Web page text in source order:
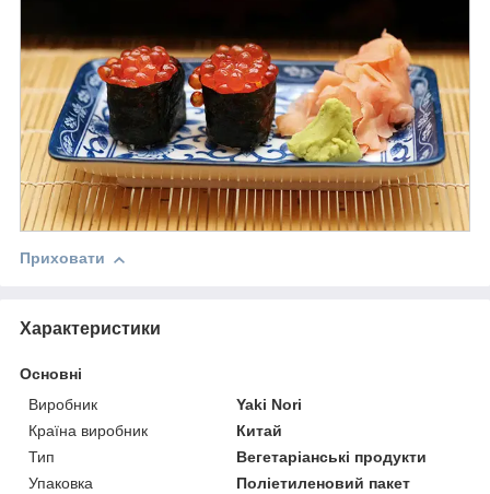
Приховати
Характеристики
Основні
Виробник
Yaki Nori
Країна виробник
Китай
Тип
Вегетаріанські продукти
Упаковка
Поліетиленовий пакет